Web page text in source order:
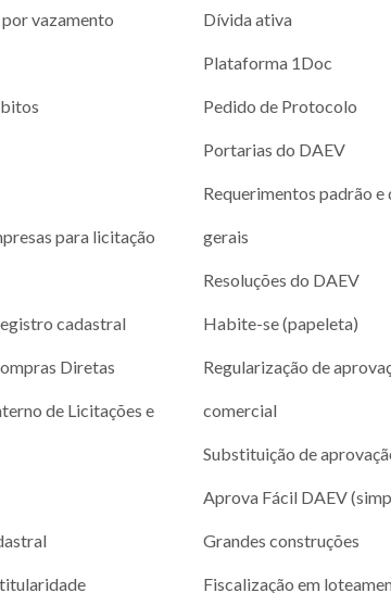
vazamento
para licitação
cadastral
Diretas
de Licitações e
Dívida ativa
Plataforma 1Doc
Pedido de Protocolo
Portarias do DAEV
Requerimentos padrão e
gerais
Resoluções do DAEV
Habite-se (papeleta)
Regularização de
comercial
Substituição de
Aprova Fácil DAEV
Grandes construções
Fiscalização em